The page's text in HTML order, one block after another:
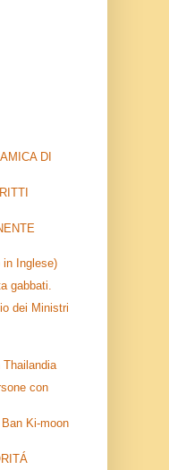
DI
in Inglese)
gabbati.
dei Ministri
con
Ki-moon